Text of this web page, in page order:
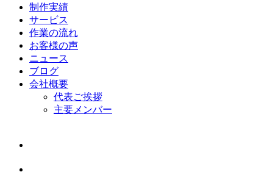
制作実績
サービス
作業の流れ
お客様の声
ニュース
ブログ
会社概要
代表ご挨拶
主要メンバー